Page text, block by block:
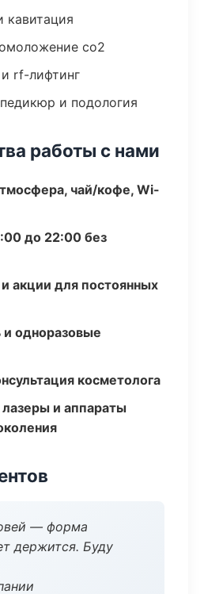
кавитация
co2
rf-лифтинг
и подология
работы с нами
чай/кофе, Wi-
до 22:00 без
акции для постоянных
одноразовые
косметолога
и аппараты
— форма
держится. Буду